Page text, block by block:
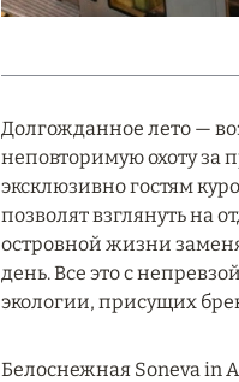
Долгожданное лето —
неповторимую охоту за
эксклюзивно гостям
позволят взглянуть на
островной жизни
день. Все это с
экологии, присущих
Белоснежная Soneva in